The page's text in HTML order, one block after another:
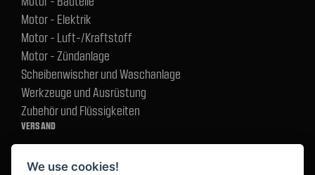
Motor - Elektrik
Motor - Luft-/Kraftstoff
Motor - Zündanlage
Scheibenwischer und Waschanlage
Werkzeuge und Ausrüstung
Zubehör und Flüssigkeiten
VERSAND
We use cookies!